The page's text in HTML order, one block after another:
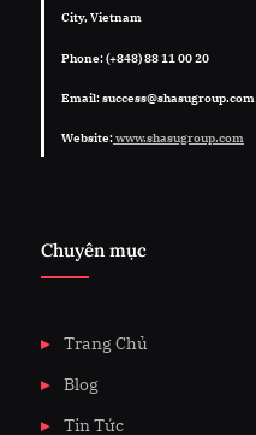
City, Vietnam
Phone: (+848) 88 11 00 20
Email: success@shasugroup.com
Website:www.shasugroup.com
Chuyên mục
Trang Chủ
Blog
Tin Tức